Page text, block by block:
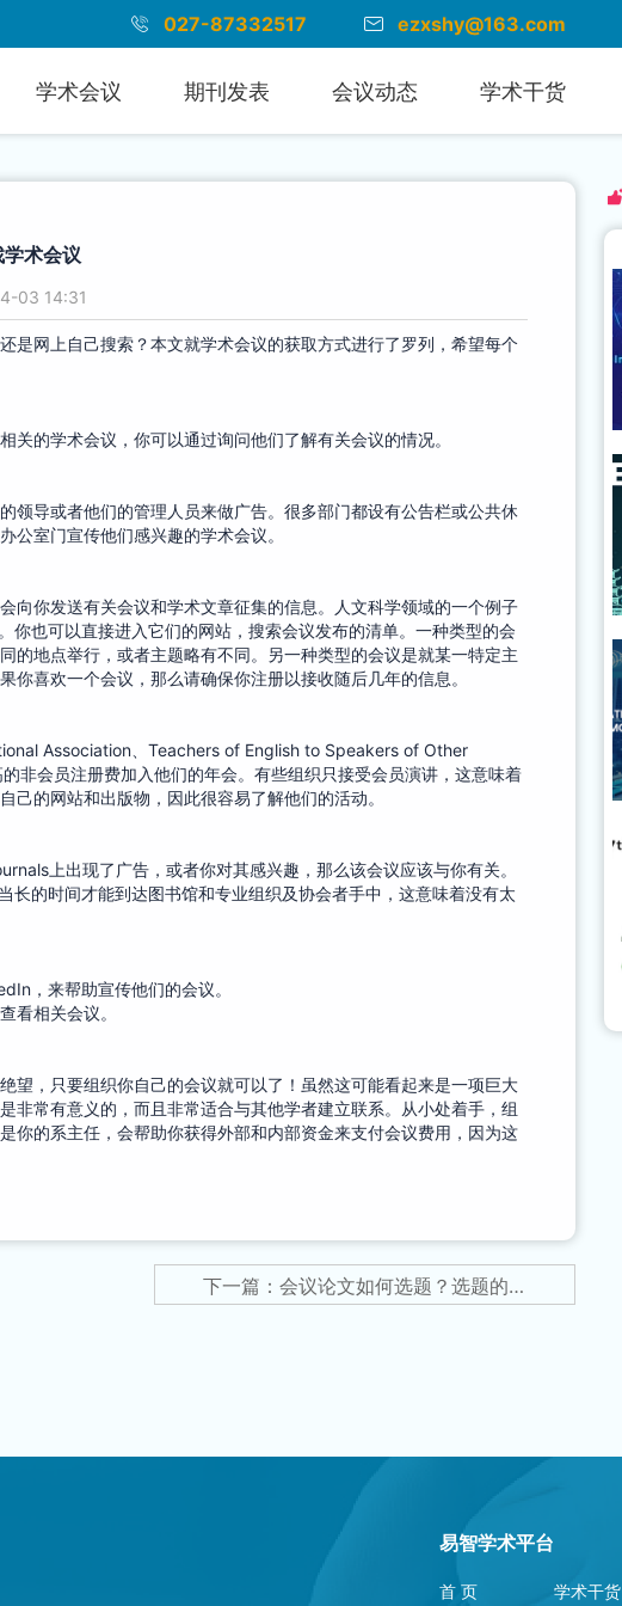
027-87332517 ezxshy@163.com
学术会议 期刊发表 会议动态 学术干货
术会议
03 14:31
是网上自己搜索？本文就学术会议的获取方式进行了罗列，希望每个
的学术会议，你可以通过询问他们了解有关会议的情况。
领导或者他们的管理人员来做广告。很多部门都设有公告栏或公共休
公室门宣传他们感兴趣的学术会议。
向你发送有关会议和学术文章征集的信息。人文科学领域的一个例子
也可以直接进入它们的网站，搜索会议发布的清单。一种类型的会
的地点举行，或者主题略有不同。另一种类型的会议是就某一特定主
喜欢一个会议，那么请确保你注册以接收随后几年的信息。
Association、Teachers of English to Speakers of Other
非会员注册费加入他们的年会。有些组织只接受会员演讲，这意味着
的网站和出版物，因此很容易了解他们的活动。
上出现了广告，或者你对其感兴趣，那么该会议应该与你有关。
的时间才能到达图书馆和专业组织及协会者手中，这意味着没有太
，来帮助宣传他们的会议。
看相关会议。
望，只要组织你自己的会议就可以了！虽然这可能看起来是一项巨大
非常有意义的，而且非常适合与其他学者建立联系。从小处着手，组
你的系主任，会帮助你获得外部和内部资金来支付会议费用，因为这
下一篇：会议论文如何选题？选题的来源以及原则
易智学术平台
首 页 学术干货